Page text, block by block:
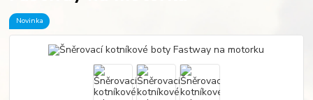
Novinka